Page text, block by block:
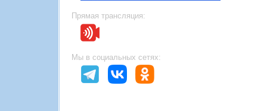
Прямая трансляция:
Мы в социальных сетях: